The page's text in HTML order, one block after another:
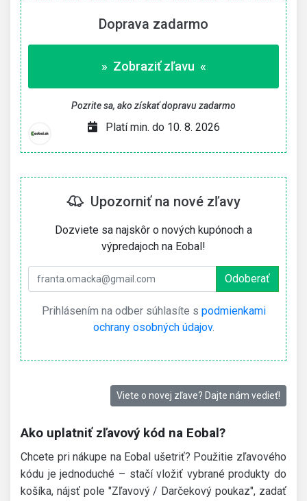
Doprava zadarmo
» Zobraziť zľavu «
Pozrite sa, ako získať dopravu zadarmo
Platí min. do 10. 8. 2026
Upozorniť na nové zľavy
Dozviete sa najskôr o nových kupónoch a
výpredajoch na Eobal!
Prihlásením na odber súhlasíte s podmienkami
ochrany osobných údajov.
Viete o novej zľave? Dajte nám vedieť!
Ako uplatniť zľavový kód na Eobal?
Chcete pri nákupe na Eobal ušetriť? Použitie zľavového
kódu je jednoduché – stačí vložiť vybrané produkty do
košíka, nájsť pole "Zľavový / Darčekový poukaz", zadať